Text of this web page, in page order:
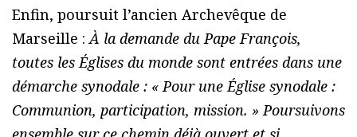
Enfin, poursuit l’ancien Archevêque de
Marseille :À la demande du Pape François,
toutes les Églises du monde sont entrées dans une
démarche synodale : « Pour une Église synodale :
Communion, participation, mission. » Poursuivons